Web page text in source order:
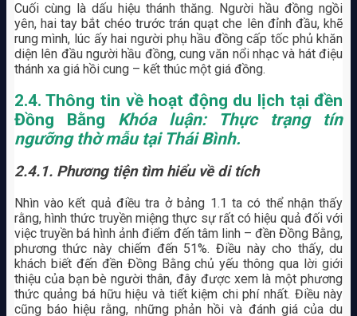
Cuối cùng là dấu hiệu thánh thăng. Người hầu đồng ngồi
yên, hai tay bắt chéo trước trán quạt che lên đỉnh đầu, khẽ
rung mình, lúc ấy hai người phụ hầu đồng cấp tốc phủ khăn
diện lên đầu người hầu đồng, cung văn nổi nhạc và hát điệu
thánh xa giá hồi cung – kết thúc một giá đồng.
2.4. Thông tin về hoạt động du lịch tại đền
Đồng Bằng Khóa luận: Thực trạng tín
ngưỡng thờ mẫu tại Thái Bình.
2.4.1. Phương tiện tìm hiểu về di tích
Nhìn vào kết quả điều tra ở bảng 1.1 ta có thể nhận thấy
rằng, hình thức truyền miệng thực sự rất có hiệu quả đối với
việc truyền bá hình ảnh điểm đến tâm linh – đền Đồng Bằng,
phương thức này chiếm đến 51%. Điều này cho thấy, du
khách biết đến đền Đồng Bằng chủ yếu thông qua lời giới
thiệu của bạn bè người thân, đây được xem là một phương
thức quảng bá hữu hiệu và tiết kiệm chi phí nhất. Điều này
cũng báo hiệu rằng, những phản hồi và đánh giá của du